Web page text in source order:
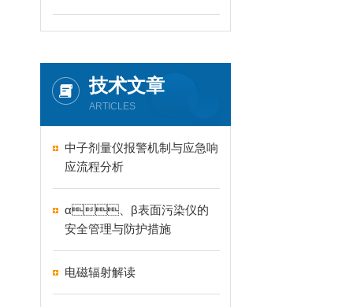
技术文章
ARTICLES
中子剂量仪报警机制与应急响
应流程分析
α、β表面污染仪的
安全管理与防护措施
电磁辐射解读